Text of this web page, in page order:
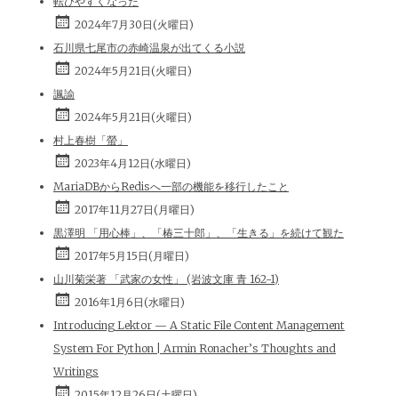
2024年7月30日(火曜日)
石川県七尾市の赤崎温泉が出てくる小説
2024年5月21日(火曜日)
諷諭
2024年5月21日(火曜日)
村上春樹「螢」
2023年4月12日(水曜日)
MariaDBからRedisへ一部の機能を移行したこと
2017年11月27日(月曜日)
黒澤明 「用心棒」、「椿三十郎」、「生きる」を続けて観た
2017年5月15日(月曜日)
山川菊栄著 「武家の女性」 (岩波文庫 青 162-1)
2016年1月6日(水曜日)
Introducing Lektor — A Static File Content Management
System For Python | Armin Ronacher’s Thoughts and
Writings